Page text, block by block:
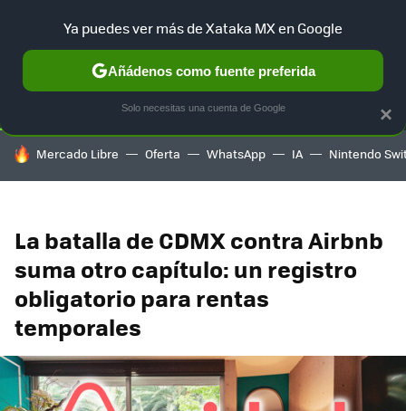
SELECCIÓN GAMING HOME AUTO TERRITORIO
HOY SE HABLA DE
Mercado Libre Oferta WhatsApp IA Nintendo
La batalla de CDMX contra Airbnb
suma otro capítulo: un registro
obligatorio para rentas
temporales
×
Ya puedes ver más de Xataka MX en Google
Añádenos como fuente preferida
Solo necesitas una cuenta de Google